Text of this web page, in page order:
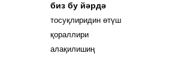
биз бу йәрдә
тосуқлиридин өтүш
қораллири
алақилишиң